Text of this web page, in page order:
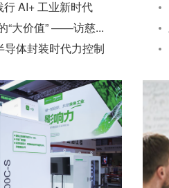
AI+ 工业新时代
“大价值” ——访慈...
导体封装时代力控制